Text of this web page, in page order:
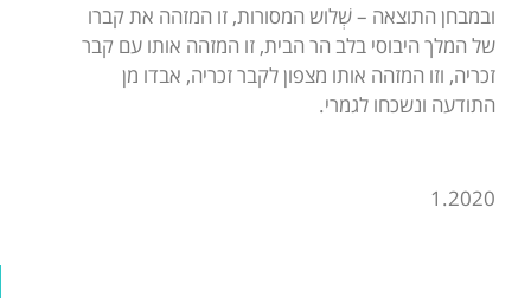
ובמבחן התוצאה – שְׁלוש המסורות, זו המזהה את קברו
של המלך היבוסי בלב הר הבית, זו המזהה אותו עם קבר
זכריה, וזו המזהה אותו מצפון לקבר זכריה, אבדו מן
התודעה ונשכחו לגמרי.
1.2020